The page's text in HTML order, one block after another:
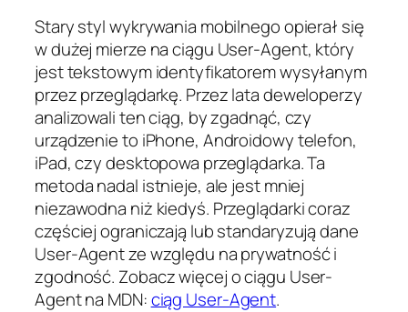
Stary styl wykrywania mobilnego opierał się
w dużej mierze na ciągu User-Agent, który
jest tekstowym identyfikatorem wysyłanym
przez przeglądarkę. Przez lata deweloperzy
analizowali ten ciąg, by zgadnąć, czy
urządzenie to iPhone, Androidowy telefon,
iPad, czy desktopowa przeglądarka. Ta
metoda nadal istnieje, ale jest mniej
niezawodna niż kiedyś. Przeglądarki coraz
częściej ograniczają lub standaryzują dane
User-Agent ze względu na prywatność i
zgodność. Zobacz więcej o ciągu User-
Agent na MDN:ciąg User-Agent.